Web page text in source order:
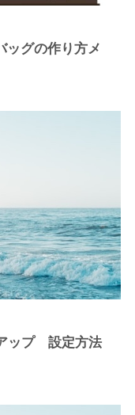
ッグの作り方メ
ップ 設定方法